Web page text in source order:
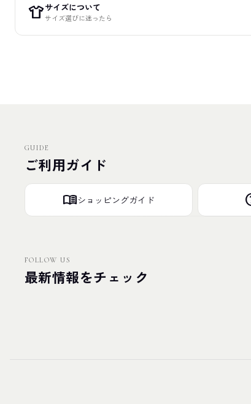
apparelサイズについて
サイズ選びに迷ったら
GUIDE
ご利用ガイド
menu_bookショッピングガイド
FOLLOW US
最新情報をチェック